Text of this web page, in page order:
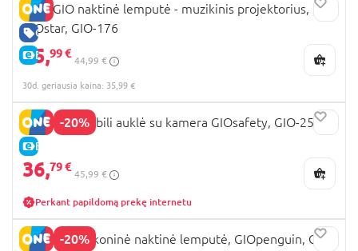
GERA KAINA
E-KAINA
INNOGIO naktinė lemputė - muzikinis projektorius,
GIOstar, GIO-176
35,99 €
44,99 €
30d. geriausia kaina: 35,99 €
-20%
E-KAINA
INNOGIO mobili auklė su kamera GIOsafety, GIO-250
36,79 €
45,99 €
Perkant papildomą prekę internetu
-20%
INNOGIO silikoninė naktinė lemputė, GIOpenguin, GIO-